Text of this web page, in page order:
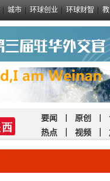
城市 环球创业 环球财智
要闻 原创
热点
视频